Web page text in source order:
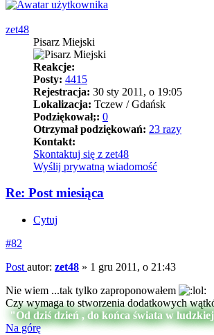
zet48
Pisarz Miejski
Reakcje:
Posty: 4415
Rejestracja: 30 sty 2011, o 19:05
Lokalizacja: Tczew / Gdańsk
Podziękował;: 0
Otrzymał podziękowań: 23 razy
Kontakt:
Skontaktuj się z zet48
Wyślij prywatną wiadomość
Re: Post miesiąca
Cytuj
#82
Post autor: zet48 » 1 gru 2011, o 21:43
Nie wiem ...tak tylko zaproponowałem
Czy wymaga to stworzenia dodatkowych
"Od dziś dzień , do końca świata w
Na górę